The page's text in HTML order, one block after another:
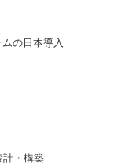
の日本導入
計・構築